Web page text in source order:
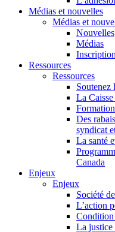
Médias et nouvelles
Médias et
Nouvelles
Médias
Ressources
Ressources
Soutenez
La
Des
syndicat
La santé
Canada
Enjeux
Enjeux
Société
L’action
Condition
La justice